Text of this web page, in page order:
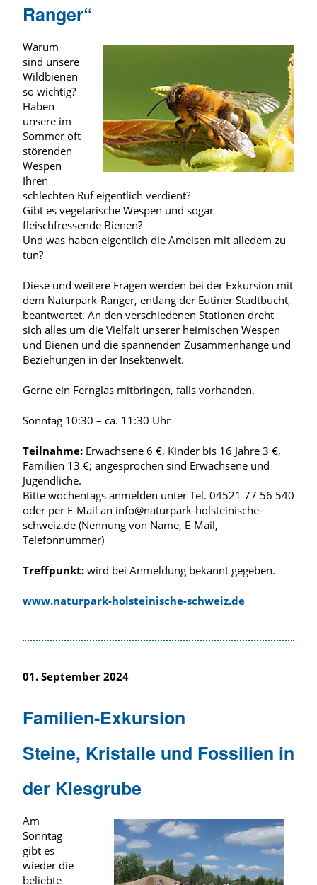
Ranger“
Warum
sind unsere
Wildbienen
so wichtig?
Haben
unsere im
Sommer oft
störenden
Wespen
Ihren
schlechten Ruf eigentlich verdient?
Gibt es vegetarische Wespen und sogar
fleischfressende Bienen?
Und was haben eigentlich die Ameisen mit alledem zu
tun?
Diese und weitere Fragen werden bei der Exkursion mit
dem Naturpark-Ranger, entlang der Eutiner Stadtbucht,
beantwortet. An den verschiedenen Stationen dreht
sich alles um die Vielfalt unserer heimischen Wespen
und Bienen und die spannenden Zusammenhänge und
Beziehungen in der Insektenwelt.
Gerne ein Fernglas mitbringen, falls vorhanden.
Sonntag 10:30 – ca. 11:30 Uhr
Teilnahme: Erwachsene 6 €, Kinder bis 16 Jahre 3 €,
Familien 13 €; angesprochen sind Erwachsene und
Jugendliche.
Bitte wochentags anmelden unter Tel. 04521 77 56 540
oder per E-Mail an info@naturpark-holsteinische-
schweiz.de (Nennung von Name, E-Mail,
Telefonnummer)
Treffpunkt: wird bei Anmeldung bekannt gegeben.
www.naturpark-holsteinische-schweiz.de
01. September 2024
Familien-Exkursion
Steine, Kristalle und Fossilien in
der Kiesgrube
Am
Sonntag
gibt es
wieder die
beliebte